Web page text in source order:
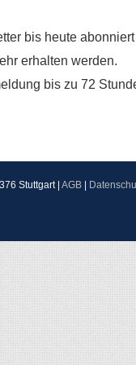
bis heute
erhalten werden.
bis zu 72
Stuttgart | AGB